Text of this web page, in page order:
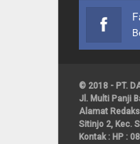
© 2018 - PT.
Jl. Multi Panji
Alamat
Sitinjo 2, Kec.
Kontak : HP :